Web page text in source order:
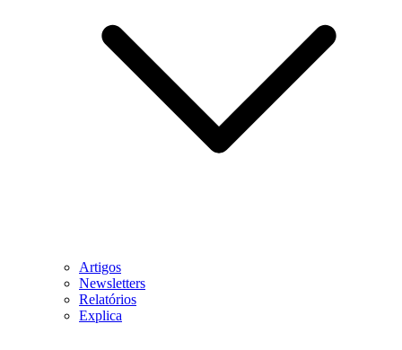
Artigos
Newsletters
Relatórios
Explica